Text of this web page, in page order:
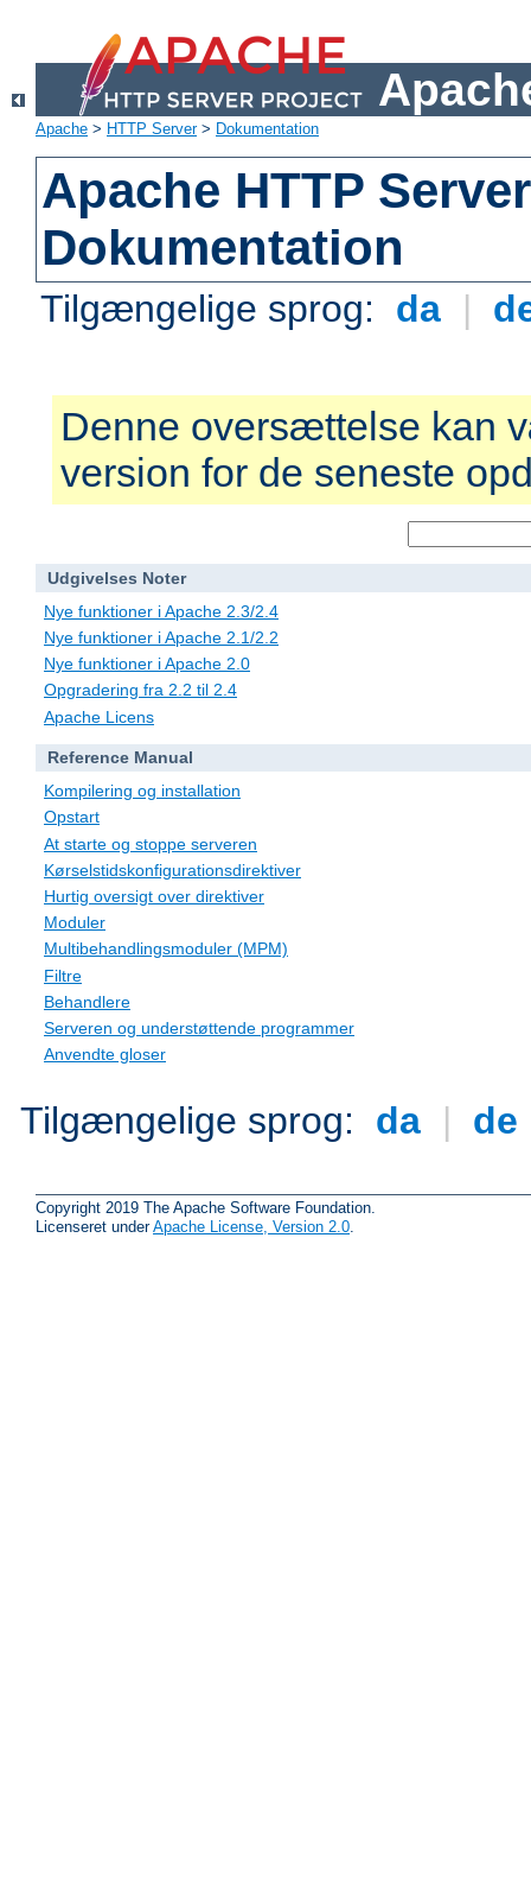
Apache > HTTP Server> Dokumentation
Apache HTTP
Dokumentation
Tilgængelige sprog: da |
Denne oversættelse kan
version for de seneste
Udgivelses Noter
Nye funktioner i Apache 2.3/2.4
Nye funktioner i Apache 2.1/2.2
Nye funktioner i Apache 2.0
Opgradering fra 2.2 til 2.4
Apache Licens
Reference Manual
Kompilering og installation
Opstart
At starte og stoppe serveren
Kørselstidskonfigurationsdirektiver
Hurtig oversigt over direktiver
Moduler
Multibehandlingsmoduler (MPM)
Filtre
Behandlere
Serveren og understøttende programmer
Anvendte gloser
Tilgængelige sprog: da | de
Copyright 2019 The Apache Software Foundation.
Licenseret underApache License, Version 2.0